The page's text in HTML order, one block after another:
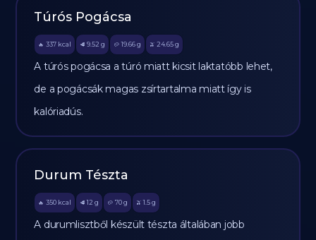
Túrós Pogácsa
🔥 337 kcal 🥩 9.52 g 🥔 19.66g 🫒 24.65 g
A túrós pogácsa a túró miatt kicsit laktatóbb lehet,
de a pogácsák magas zsírtartalma miatt így is
kalóriadús.
Durum Tészta
🔥 350 kcal 🥩 12 g 🥔 70g 🫒 1.5 g
A durumlisztből készült tészta általában jobb